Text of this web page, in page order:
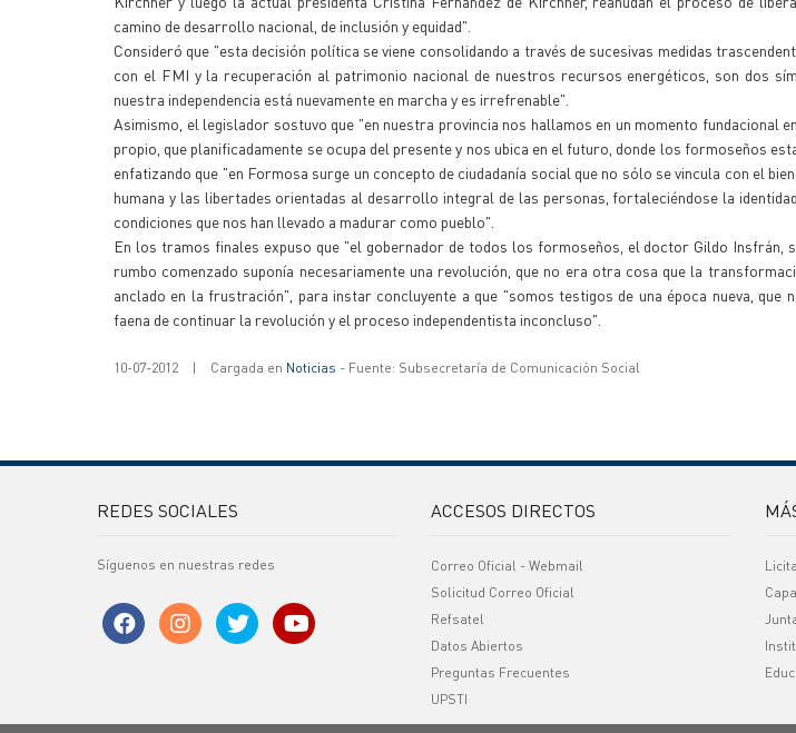
camino de desarrollo nacional, de inclusión y equidad".
Consideró que "esta decisión política se viene consolidando a través de sucesivas medidas
con el FMI y la recuperación al patrimonio nacional de nuestros recursos energéticos, son dos
nuestra independencia está nuevamente en marcha y es irrefrenable".
Asimismo, el legislador sostuvo que "en nuestra provincia nos hallamos en un momento fundacional
propio, que planificadamente se ocupa del presente y nos ubica en el futuro, donde los formoseños
enfatizando que "en Formosa surge un concepto de ciudadanía social que no sólo se vincula con el
humana y las libertades orientadas al desarrollo integral de las personas, fortaleciéndose la
condiciones que nos han llevado a madurar como pueblo".
En los tramos finales expuso que "el gobernador de todos los formoseños, el doctor Gildo Insfrán,
rumbo comenzado suponía necesariamente una revolución, que no era otra cosa que la
anclado en la frustración", para instar concluyente a que "somos testigos de una época nueva, que
faena de continuar la revolución y el proceso independentista inconcluso".
10-07-2012 | Cargada en Noticias - Fuente: Subsecretaría de Comunicación Social
REDES SOCIALES
Síguenos en nuestras redes
ACCESOS DIRECTOS
Correo Oficial - Webmail
Solicitud Correo Oficial
Refsatel
Datos Abiertos
Preguntas Frecuentes
UPSTI